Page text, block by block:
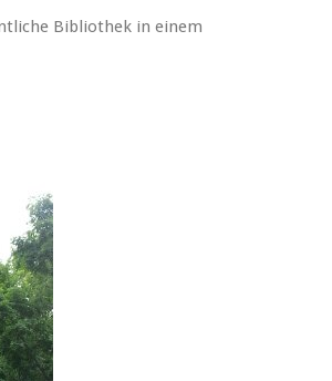
Bibliothek in einem